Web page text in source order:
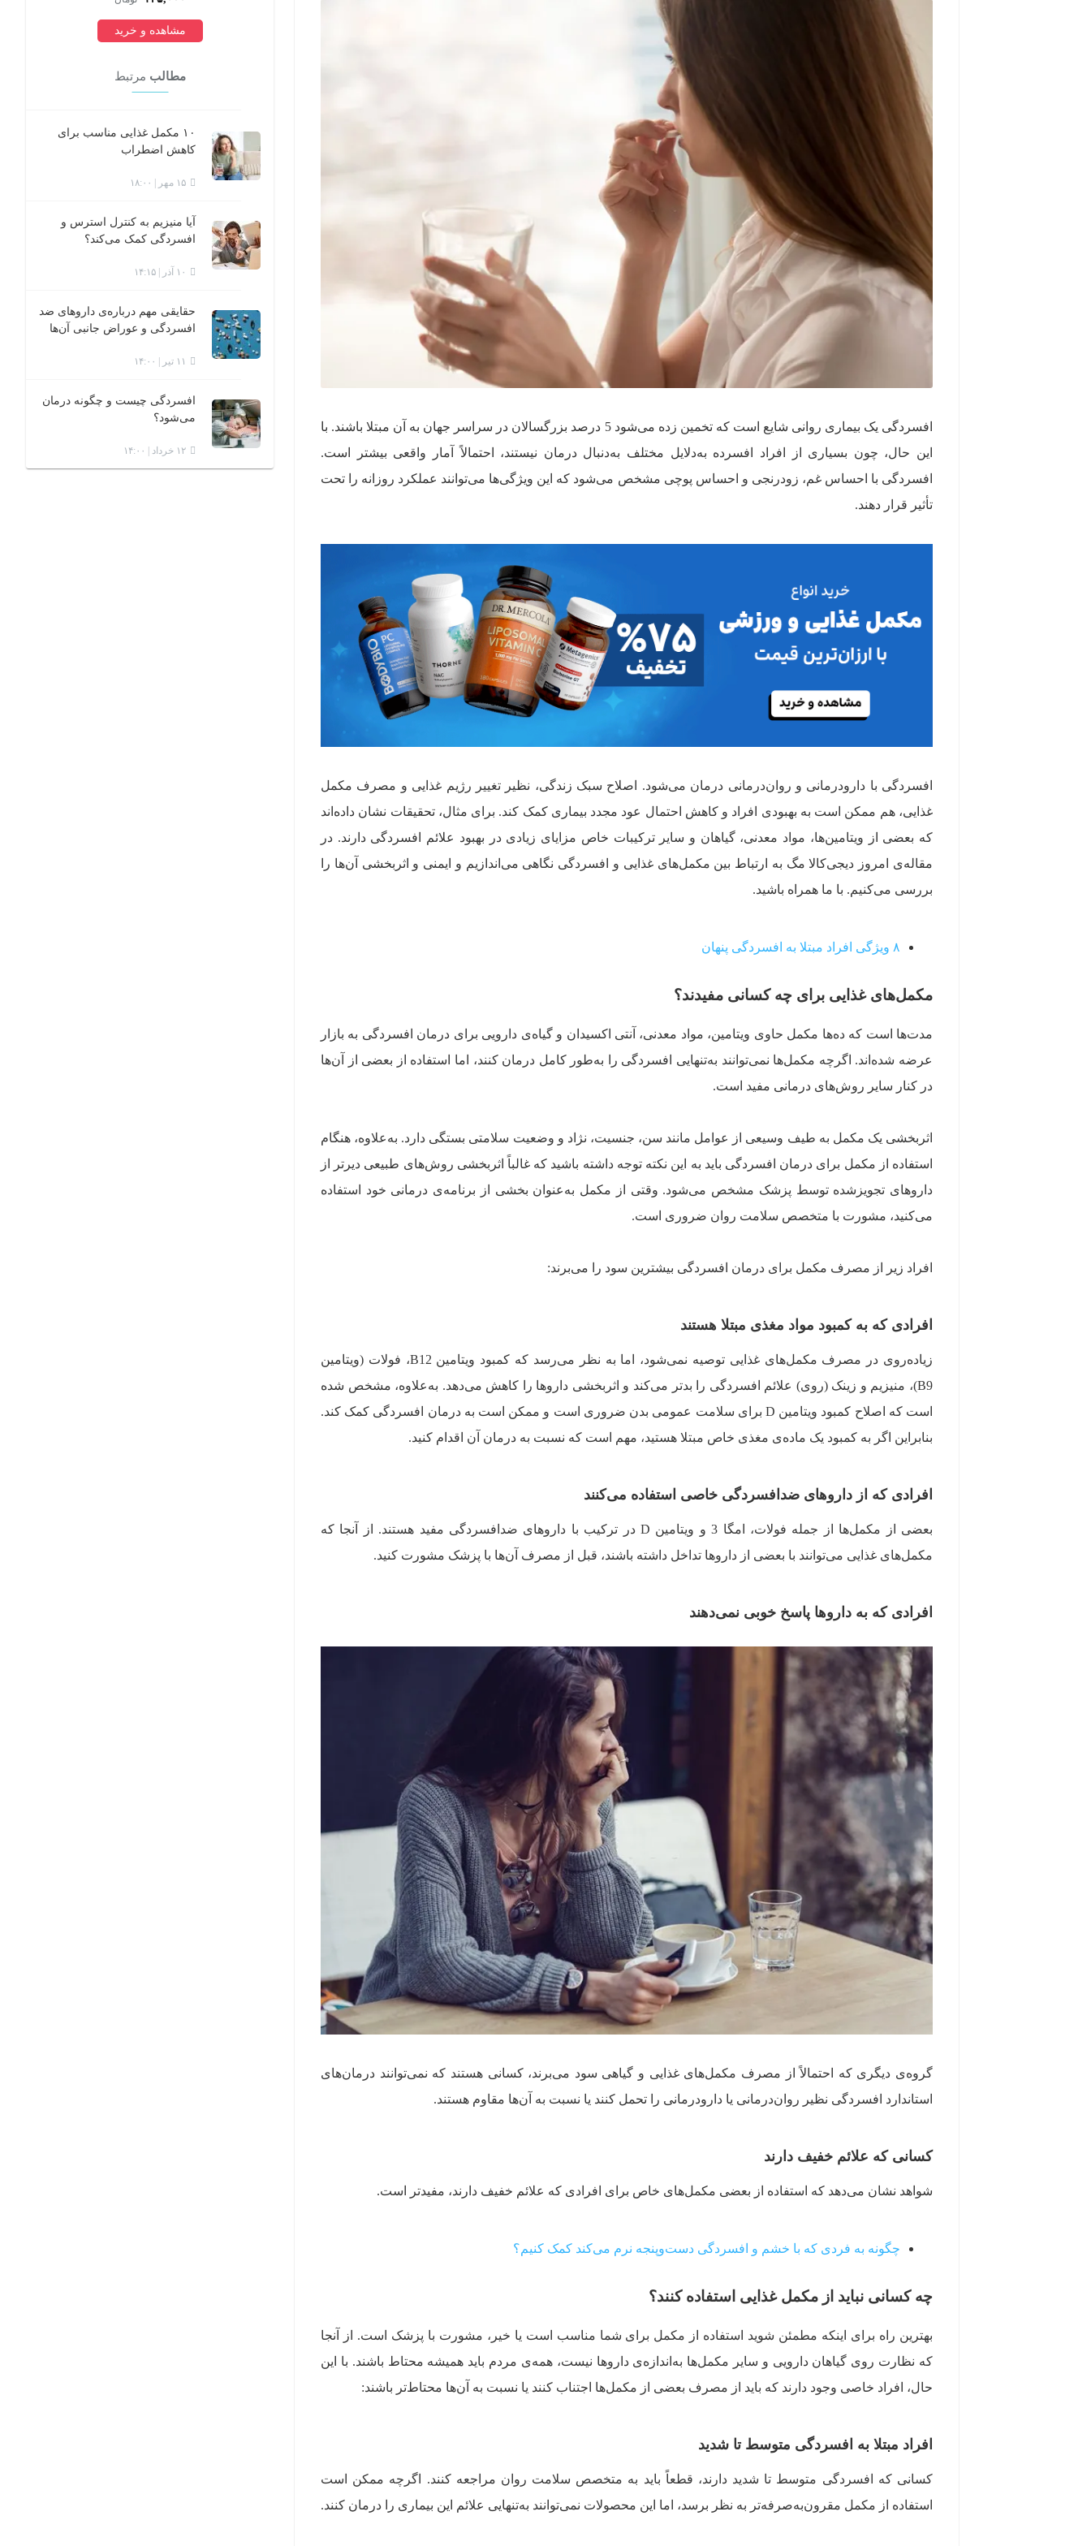
افسردگی یک بیماری روانی شایع است که تخمین زده می‌شود 5 درصد بزرگسالان در سراسر جهان به آن مبتلا باشند. با
این حال، چون بسیاری از افراد افسرده به‌دلایل مختلف به‌دنبال درمان نیستند، احتمالاً آمار واقعی بیشتر است.
افسردگی با احساس غم، زودرنجی و احساس پوچی مشخص می‌شود که این ویژگی‌ها می‌توانند عملکرد روزانه را تحت
تأثیر قرار دهند.
افسردگی با دارودرمانی و روان‌درمانی درمان می‌شود. اصلاح سبک زندگی، نظیر تغییر رژیم غذایی و مصرف مکمل
غذایی، هم ممکن است به بهبودی افراد و کاهش احتمال عود مجدد بیماری کمک کند. برای مثال، تحقیقات نشان داده‌اند
که بعضی از ویتامین‌ها، مواد معدنی، گیاهان و سایر ترکیبات خاص مزایای زیادی در بهبود علائم افسردگی دارند. در
مقاله‌ی امروز دیجی‌کالا مگ به ارتباط بین مکمل‌های غذایی و افسردگی نگاهی می‌اندازیم و ایمنی و اثربخشی آن‌ها را
بررسی می‌کنیم. با ما همراه باشید.
۸ ویژگی افراد مبتلا به افسردگی پنهان
مکمل‌های غذایی برای چه کسانی مفیدند؟
مدت‌ها است که ده‌ها مکمل حاوی ویتامین، مواد معدنی، آنتی اکسیدان و گیاه‌ی دارویی برای درمان افسردگی به بازار
عرضه شده‌اند. اگرچه مکمل‌ها نمی‌توانند به‌تنهایی افسردگی را به‌طور کامل درمان کنند، اما استفاده از بعضی از آن‌ها
در کنار سایر روش‌های درمانی مفید است.
اثربخشی یک مکمل به طیف وسیعی از عوامل مانند سن، جنسیت، نژاد و وضعیت سلامتی بستگی دارد. به‌علاوه، هنگام
استفاده از مکمل برای درمان افسردگی باید به این نکته توجه داشته باشید که غالباً اثربخشی روش‌های طبیعی دیرتر از
داروهای تجویزشده توسط پزشک مشخص می‌شود. وقتی از مکمل به‌عنوان بخشی از برنامه‌ی درمانی خود استفاده
می‌کنید، مشورت با متخصص سلامت روان ضروری است.
افراد زیر از مصرف مکمل برای درمان افسردگی بیشترین سود را می‌برند:
افرادی که به کمبود مواد مغذی مبتلا هستند
زیاده‌روی در مصرف مکمل‌های غذایی توصیه نمی‌شود، اما به نظر می‌رسد که کمبود ویتامین B12، فولات (ویتامین
B9)، منیزیم و زینک (روی) علائم افسردگی را بدتر می‌کند و اثربخشی داروها را کاهش می‌دهد. به‌علاوه، مشخص شده
است که اصلاح کمبود ویتامین D برای سلامت عمومی بدن ضروری است و ممکن است به درمان افسردگی کمک کند.
بنابراین اگر به کمبود یک ماده‌ی مغذی خاص مبتلا هستید، مهم است که نسبت به درمان آن اقدام کنید.
افرادی که از داروهای ضدافسردگی خاصی استفاده می‌کنند
بعضی از مکمل‌ها از جمله فولات، امگا 3 و ویتامین D در ترکیب با داروهای ضدافسردگی مفید هستند. از آنجا که
مکمل‌های غذایی می‌توانند با بعضی از داروها تداخل داشته باشند، قبل از مصرف آن‌ها با پزشک مشورت کنید.
افرادی که به داروها پاسخ خوبی نمی‌دهند
گروه‌ی دیگری که احتمالاً از مصرف مکمل‌های غذایی و گیاهی سود می‌برند، کسانی هستند که نمی‌توانند درمان‌های
استاندارد افسردگی نظیر روان‌درمانی یا دارودرمانی را تحمل کنند یا نسبت به آن‌ها مقاوم هستند.
کسانی که علائم خفیف دارند
شواهد نشان می‌دهد که استفاده از بعضی مکمل‌های خاص برای افرادی که علائم خفیف دارند، مفیدتر است.
چگونه به فردی که با خشم و افسردگی دست‌و‌پنجه نرم می‌کند کمک کنیم؟
چه کسانی نباید از مکمل غذایی استفاده کنند؟
بهترین راه برای اینکه مطمئن شوید استفاده از مکمل برای شما مناسب است یا خیر، مشورت با پزشک است. از آنجا
که نظارت روی گیاهان دارویی و سایر مکمل‌ها به‌اندازه‌ی داروها نیست، همه‌ی مردم باید همیشه محتاط باشند. با این
حال، افراد خاصی وجود دارند که باید از مصرف بعضی از مکمل‌ها اجتناب کنند یا نسبت به آن‌ها‌ محتاط‌تر باشند:
افراد مبتلا به افسردگی متوسط ​​تا شدید
کسانی که افسردگی متوسط ​​تا شدید دارند، قطعاً باید به متخصص سلامت روان مراجعه کنند. اگرچه ممکن است
استفاده از مکمل مقرون‌به‌صرفه‌تر به نظر برسد، اما این محصولات نمی‌توانند به‌تنهایی علائم این بیماری را درمان کنند.
مشاهده و خرید مشاهده و خرید مشاهده و خرید
مطالب مرتبط
۱۰ مکمل غذایی مناسب برای
کاهش اضطراب
۱۵ مهر | ۱۸:۰۰
آیا منیزیم به کنترل استرس و
افسردگی کمک می‌کند؟
۱۰ آذر | ۱۴:۱۵
حقایقی مهم درباره‌ی داروهای ضد
افسردگی و عوراض جانبی آن‌ها
۱۱ تیر | ۱۴:۰۰
افسردگی چیست و چگونه درمان
می‌شود؟
۱۲ خرداد | ۱۴:۰۰